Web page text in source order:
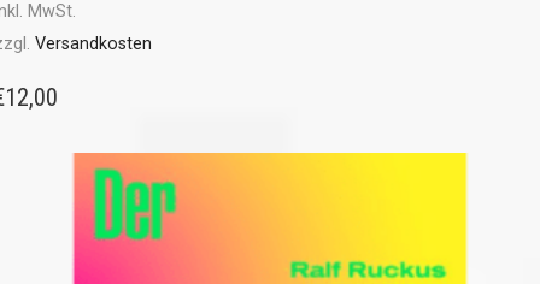
MwSt.
Versandkosten
12,00